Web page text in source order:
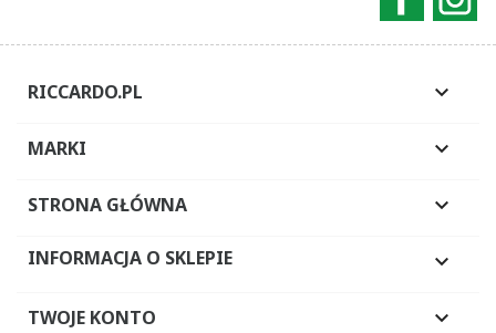
RICCARDO.PL 
MARKI 
STRONA GŁÓWNA 
INFORMACJA O SKLEPIE 
TWOJE KONTO 